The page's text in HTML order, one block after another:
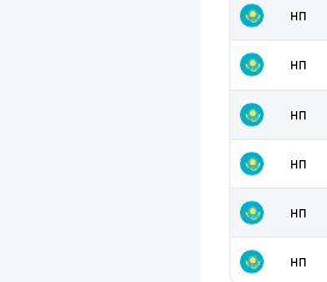
нп
нп
нп
нп
нп
нп